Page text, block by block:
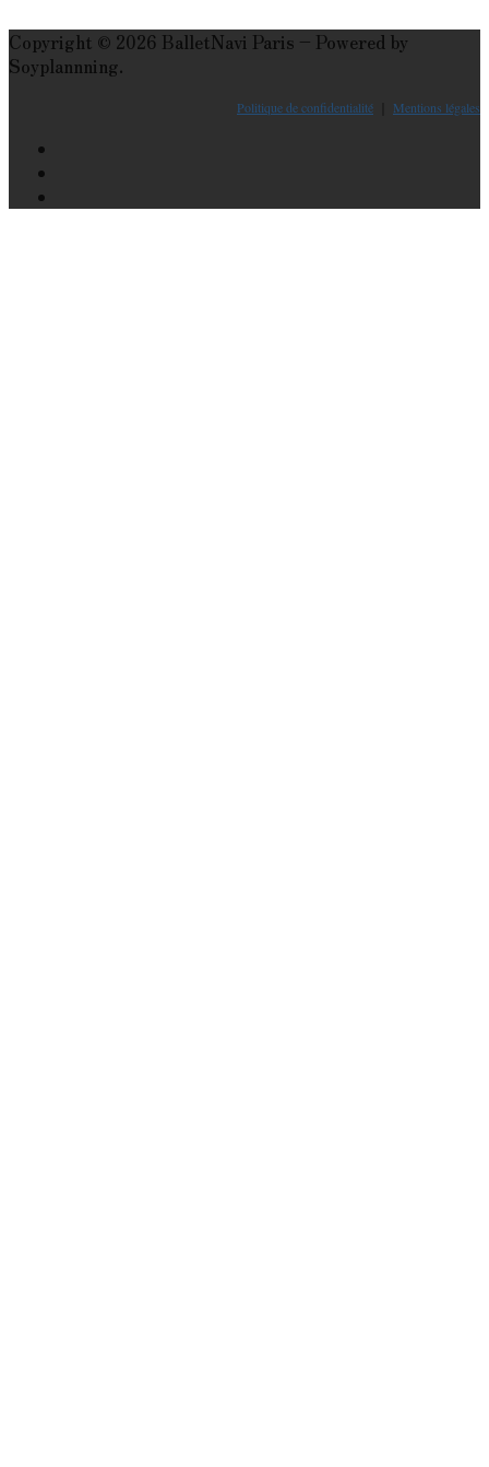
Copyright © 2026 BalletNavi Paris – Powered by
Soyplannning.
Politique de confidentialité Mentions légales